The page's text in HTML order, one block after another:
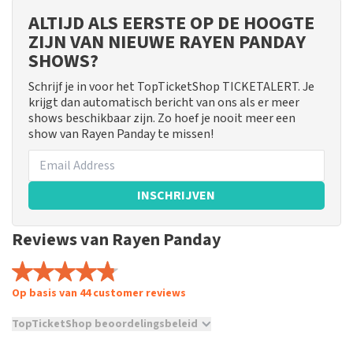
ALTIJD ALS EERSTE OP DE HOOGTE
ZIJN VAN NIEUWE RAYEN PANDAY
SHOWS?
Schrijf je in voor het TopTicketShop TICKETALERT. Je
krijgt dan automatisch bericht van ons als er meer
shows beschikbaar zijn. Zo hoef je nooit meer een
show van Rayen Panday te missen!
INSCHRIJVEN
Reviews van Rayen Panday
Op basis van 44 customer reviews
TopTicketShop beoordelingsbeleid